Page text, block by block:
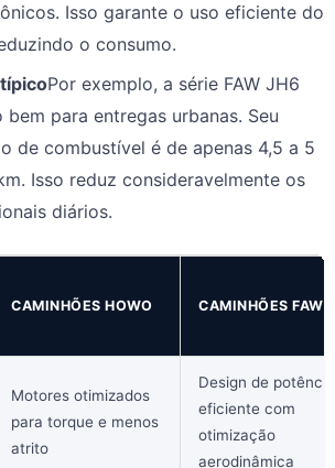
Isso garante o uso eficiente do
o consumo.
Por exemplo, a série FAW JH6
para entregas urbanas. Seu
de combustível é de apenas 4,5 a 5
Isso reduz consideravelmente os
diários.
CAMINHÕES HOWO CAMINHÕES FAW
Motores otimizados
para torque e menos
atrito
Design de potência
eficiente com
otimização
aerodinâmica